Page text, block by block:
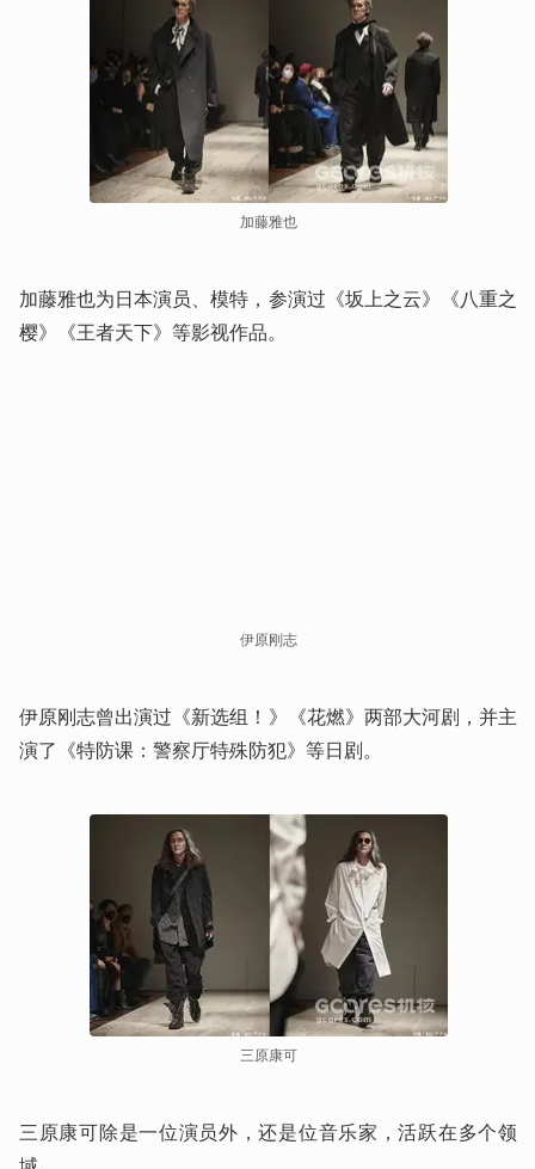
加藤雅也
加藤雅也为日本演员、模特，参演过《坂上之云》《八重之
樱》《王者天下》等影视作品。
伊原刚志
伊原刚志曾出演过《新选组！》《花燃》两部大河剧，并主
演了《特防课：警察厅特殊防犯》等日剧。
三原康可
三原康可除是一位演员外，还是位音乐家，活跃在多个领